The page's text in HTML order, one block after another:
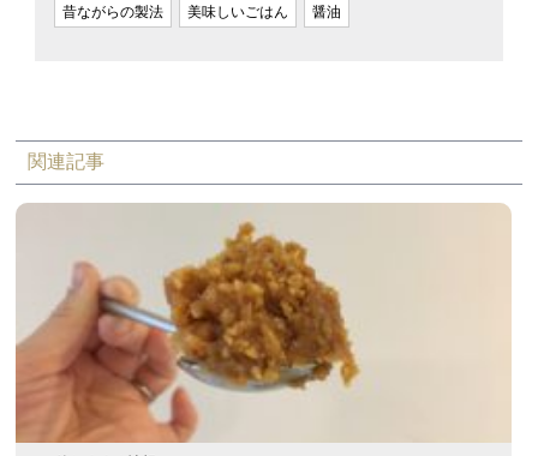
昔ながらの製法 美味しいごはん 醤油
関連記事